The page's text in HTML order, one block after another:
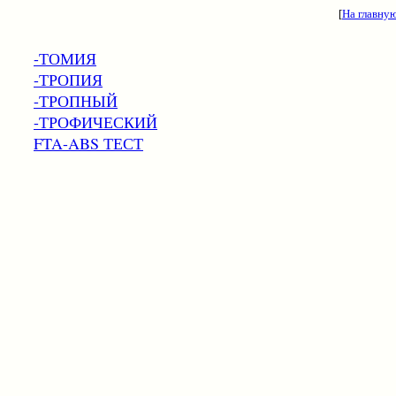
[На
-ТОМИЯ
-ТРОПИЯ
-ТРОПНЫЙ
-ТРОФИЧЕСКИЙ
FTA-ABS ТЕСТ